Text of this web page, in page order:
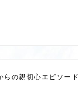
らの親切心エピソード